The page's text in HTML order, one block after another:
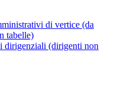
di vertice (da
tabelle)
dirigenziali (dirigenti non